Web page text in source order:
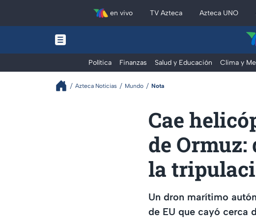
en vivo TV Azteca Azteca UNO
Política Finanzas Salud y Educación Clima y
Azteca Noticias Mundo Nota
Cae
de
la
Un dron marítimo
de EU que cayó cerca